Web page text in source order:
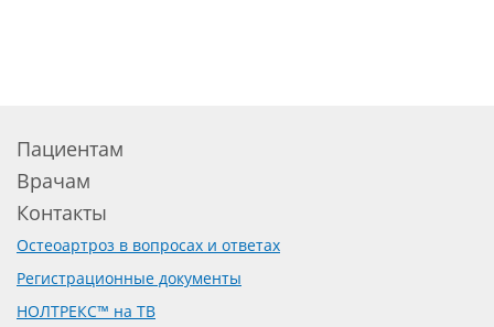
Пациентам
Врачам
Контакты
Остеоартроз в вопросах и ответах
Регистрационные документы
НОЛТРЕКС™ на ТВ